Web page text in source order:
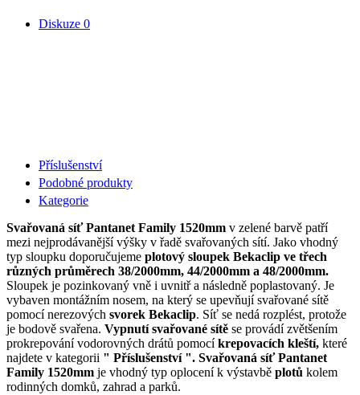
Diskuze 0
Příslušenství
Podobné produkty
Kategorie
Svařovaná síť Pantanet Family 1520mm v zelené barvě patří
mezi nejprodávanější výšky v řadě svařovaných sítí. Jako vhodný
typ sloupku doporučujeme plotový sloupek Bekaclip ve třech
různých průměrech 38/2000mm, 44/2000mm a 48/2000mm.
Sloupek je pozinkovaný vně i uvnitř a následně poplastovaný. Je
vybaven montážním nosem, na který se upevňují svařované sítě
pomocí nerezových svorek Bekaclip. Síť se nedá rozplést, protože
je bodově svařena. Vypnutí svařované sítě se provádí zvětšením
prokrepování vodorovných drátů pomocíkrepovacích kleští, které
najdete v kategorii " Příslušenství ". Svařovaná síť Pantanet
Family 1520mm je vhodný typ oplocení k výstavbě plotů kolem
rodinných domků, zahrad a parků.